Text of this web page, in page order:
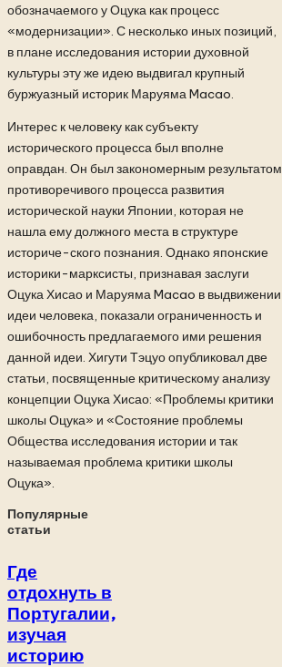
обозначаемого у Оцука как процесс
«модернизации». С несколько иных позиций,
в плане исследования истории духовной
культуры эту же идею выдвигал крупный
буржуазный историк Маруяма Macao.
Интерес к человеку как субъекту
исторического процесса был вполне
оправдан. Он был закономерным результатом
противоречивого процесса развития
исторической науки Японии, которая не
нашла ему должного места в структуре
историче-ского познания. Однако японские
историки-марксисты, признавая заслуги
Оцука Хисао и Маруяма Macao в выдвижении
идеи человека, показали ограниченность и
ошибочность предлагаемого ими решения
данной идеи. Хигути Тэцуо опубликовал две
статьи, посвященные критическому анализу
концепции Оцука Хисао: «Проблемы критики
школы Оцука» и «Состояние проблемы
Общества исследования истории и так
называемая проблема критики школы
Оцука».
Популярные
статьи
Где
отдохнуть в
Португалии,
изучая
историю